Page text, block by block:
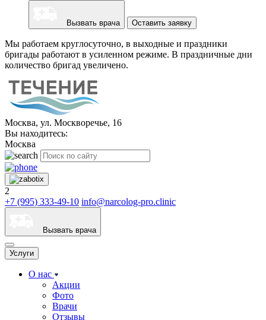
Вызвать врача Оставить заявку
Мы работаем круглосуточно, в выходные и праздники
бригады работают в усиленном режиме. В праздничные дни
количество бригад увеличено.
Москва, ул. Москворечье, 16
Вы находитесь:
Москва
2
+7 (995) 333-49-10 info@narcolog-pro.clinic
Вызвать врача
Услуги
О нас
Акции
Фото
Врачи
Отзывы